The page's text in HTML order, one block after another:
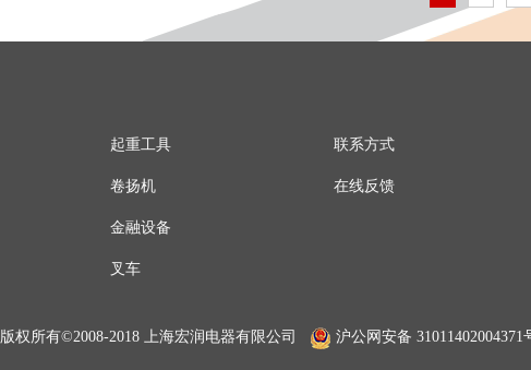
起重工具
卷扬机
金融设备
叉车
联系方式
在线反馈
版权所有©2008-2018 上海宏润电器有限公司 沪公网安备 31011402004371